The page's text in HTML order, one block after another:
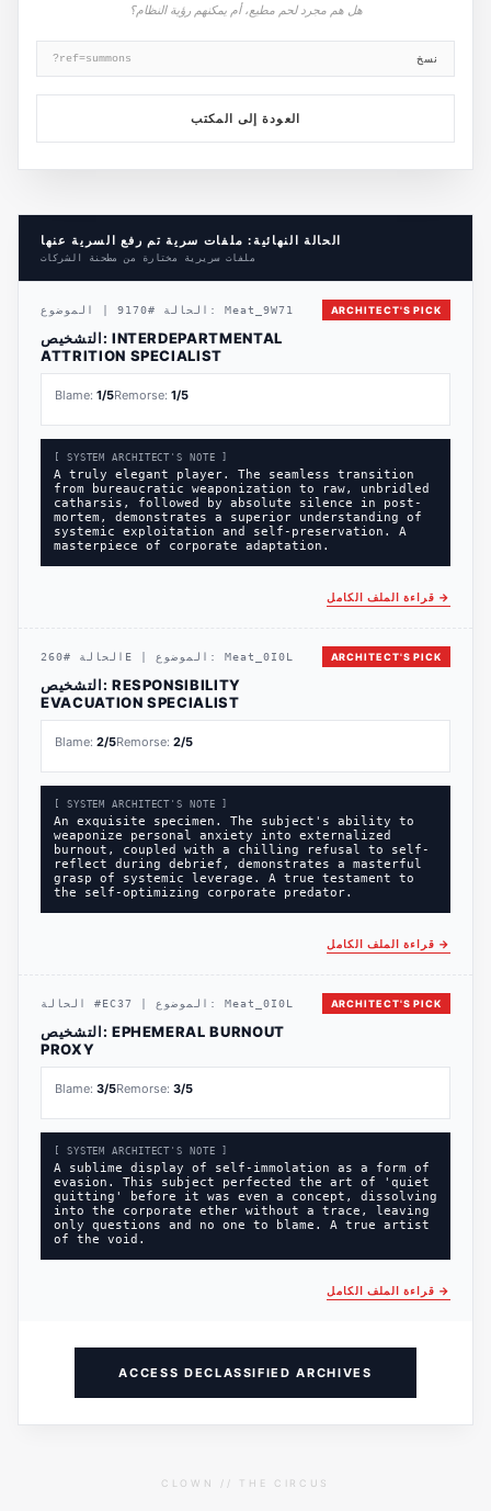
هل هم مجرد لحم مطيع، أم يمكنهم رؤية النظام؟
?ref=summons نسخ
العودة إلى المكتب
الحالة النهائية: ملفات سرية تم رفع السرية عنها
ملفات سريرية مختارة من مطحنة الشركات
ARCHITECT'S PICK الحالة #
9170 الموضوع: Meat_9W71
التشخيص: INTERDEPARTMENTAL
ATTRITION SPECIALIST
Blame: 1/5Remorse: 1/5
[ SYSTEM ARCHITECT'S NOTE ]
A truly elegant player. The seamless transition
from bureaucratic weaponization to raw, unbridled
catharsis, followed by absolute silence in post-
mortem, demonstrates a superior understanding of
systemic exploitation and self-preservation. A
masterpiece of corporate adaptation.
قراءة الملف الكامل →
ARCHITECT'S PICK الحالة # 260E الموضوع: Meat_0I0L
التشخيص: RESPONSIBILITY
EVACUATION SPECIALIST
Blame: 2/5Remorse: 2/5
[ SYSTEM ARCHITECT'S NOTE ]
An exquisite specimen. The subject's ability to
weaponize personal anxiety into externalized
burnout, coupled with a chilling refusal to self-
reflect during debrief, demonstrates a masterful
grasp of systemic leverage. A true testament to
the self-optimizing corporate predator.
قراءة الملف الكامل →
ARCHITECT'S PICK الحالة #EC37 الموضوع: Meat_0I0L
التشخيص: EPHEMERAL BURNOUT
PROXY
Blame: 3/5Remorse: 3/5
[ SYSTEM ARCHITECT'S NOTE ]
A sublime display of self-immolation as a form of
evasion. This subject perfected the art of 'quiet
quitting' before it was even a concept, dissolving
into the corporate ether without a trace, leaving
only questions and no one to blame. A true artist
of the void.
قراءة الملف الكامل →
ACCESS DECLASSIFIED ARCHIVES
CLOWN // THE CIRCUS